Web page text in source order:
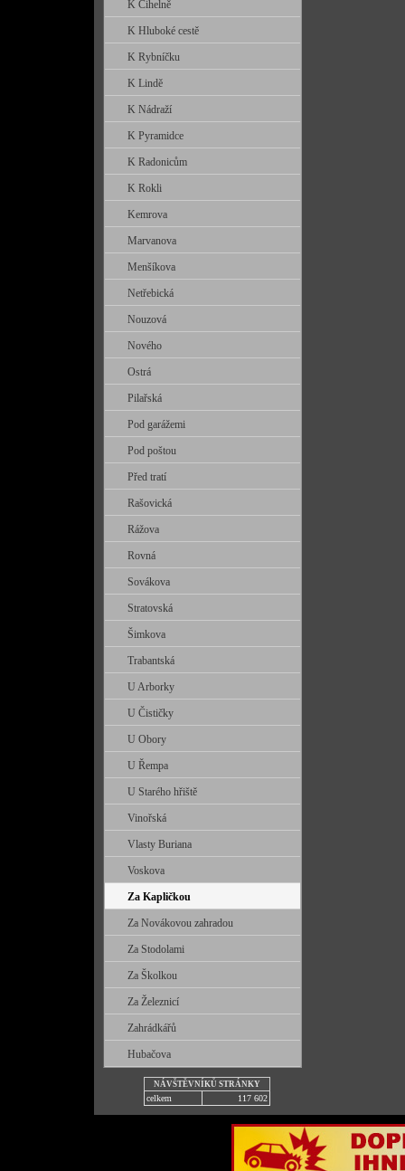
K Cihelně
K Hluboké cestě
K Rybníčku
K Lindě
K Nádraží
K Pyramidce
K Radonicům
K Rokli
Kemrova
Marvanova
Menšíkova
Netřebická
Nouzová
Nového
Ostrá
Pilařská
Pod garážemi
Pod poštou
Před tratí
Rašovická
Rážova
Rovná
Sovákova
Stratovská
Šimkova
Trabantská
U Arborky
U Čističky
U Obory
U Řempa
U Starého hřiště
Vinořská
Vlasty Buriana
Voskova
Za Kapličkou
Za Novákovou zahradou
Za Stodolami
Za Školkou
Za Železnicí
Zahrádkářů
Hubačova
NÁVŠTĚVNÍKŮ STRÁNKY
celkem 117 602